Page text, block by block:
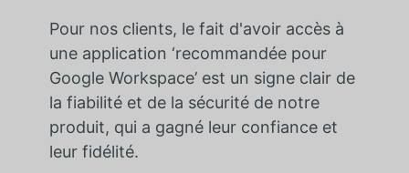
Pour nos clients, le fait d'avoir accès à
une application ‘recommandée pour
Google Workspace’ est un signe clair de
la fiabilité et de la sécurité de notre
produit, qui a gagné leur confiance et
leur fidélité.